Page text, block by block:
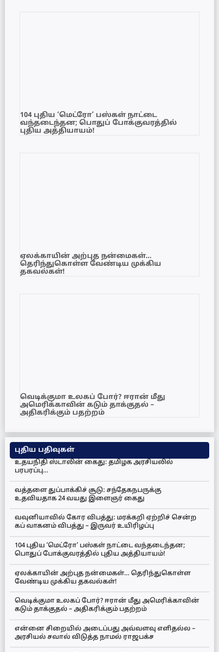
104 புதிய ‘மெட்ரோ’ பஸ்கள் நாட்டை
வந்தடைந்தன; பொதுப் போக்குவரத்தில்
புதிய அத்தியாயம்!
ஏலக்காயின் அற்புத நன்மைகள்…
தெரிந்துகொள்ள வேண்டிய முக்கிய
தகவல்கள்!
வெடிக்குமா உலகப் போர்? ஈரான் மீது
அமெரிக்காவின் கடும் தாக்குதல் –
அதிகரிக்கும் பதற்றம்
புதிய பதிவுகள்
உதயநிதி ஸ்டாலின் கைது: தமிழக அரசியலில்
பரபரப்பு…
வத்தளை துப்பாக்கிச் சூடு: சந்தேகநபருக்கு
உதவியதாக 24 வயது இளைஞர் கைது
வவுனியாவில் கோர விபத்து: மரக்கறி ஏற்றிச் சென்ற
கப் வாகனம் விபத்து – இருவர் உயிரிழப்பு
104 புதிய ‘மெட்ரோ’ பஸ்கள் நாட்டை வந்தடைந்தன;
பொதுப் போக்குவரத்தில் புதிய அத்தியாயம்!
ஏலக்காயின் அற்புத நன்மைகள்… தெரிந்துகொள்ள
வேண்டிய முக்கிய தகவல்கள்!
வெடிக்குமா உலகப் போர்? ஈரான் மீது அமெரிக்காவின்
கடும் தாக்குதல் – அதிகரிக்கும் பதற்றம்
என்னை சிறையில் அடைப்பது அவ்வளவு எளிதல்ல –
அரசியல் சவால் விடுத்த நாமல் ராஜபக்ச